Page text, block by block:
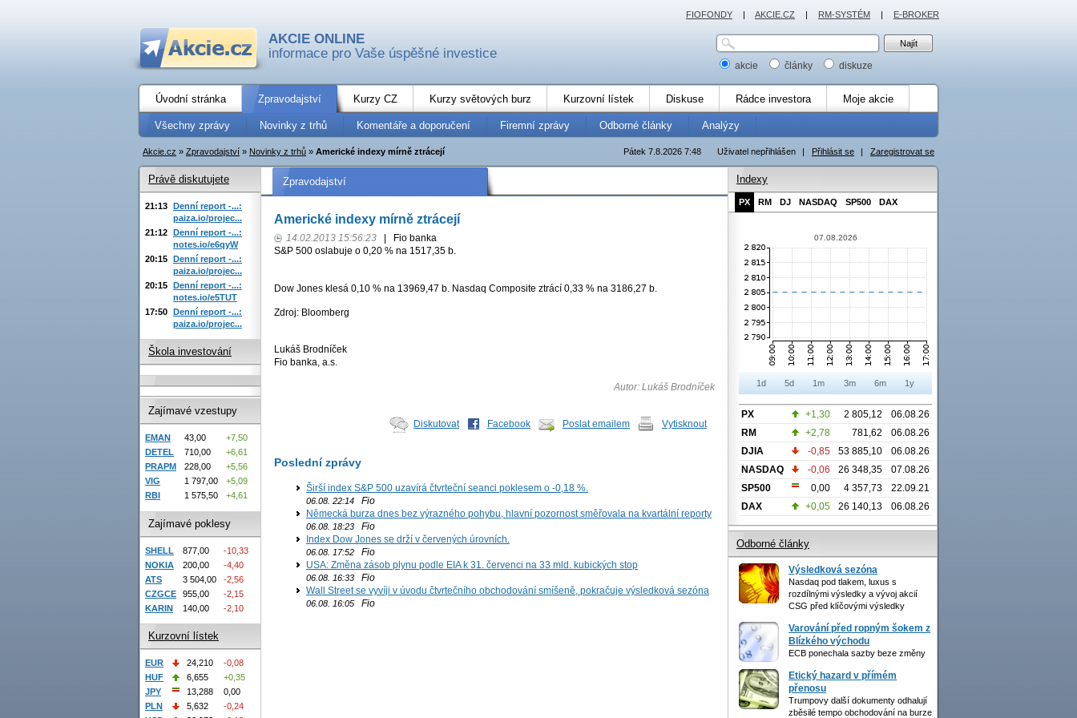
AKCIE ONLINE
informace pro Vaše úspěšné investice
akcie články diskuze
Úvodní stránka Zpravodajství Kurzy CZ Kurzy světových burz Kurzovní lístek Diskuse Rádce investora Moje akcie
Všechny zprávy Novinky z trhů Komentáře a doporučení Firemní zprávy Odborné články Analýzy
Uživatel nepřihlášen | Přihlásit se | Zaregistrovat se
Pátek 7.8.2026 7:48
Akcie.cz » Zpravodajství » Novinky z trhů » Americké indexy mírně ztrácejí
Zpravodajství
Americké indexy mírně ztrácejí
14.02.2013 15:56:23
Fio banka
S&P 500 oslabuje o 0,20 % na 1517,35 b.
Dow Jones klesá 0,10 % na 13969,47 b. Nasdaq Composite ztrácí 0,33 % na 3186,27 b.
Zdroj: Bloomberg
Lukáš Brodníček
Fio banka, a.s.
Autor: Lukáš Brodníček
Diskutovat Facebook Poslat emailem Vytisknout
Poslední zprávy
Širší index S&P 500 uzavírá čtvrteční seanci poklesem o -0,18 %.
06.08. 22:14 Fio
Německá burza dnes bez výrazného pohybu, hlavní pozornost směřovala na kvartální reporty
06.08. 18:23 Fio
Index Dow Jones se drží v červených úrovních.
06.08. 17:52 Fio
USA: Změna zásob plynu podle EIA k 31. červenci na 33 mld. kubických stop
06.08. 16:33 Fio
Wall Street se vyvíji v úvodu čtvrtečního obchodování smíšeně, pokračuje výsledková sezóna
06.08. 16:05 Fio
Právě diskutujete
21:13 Denní report -...:
paiza.io/projec...
21:12 Denní report -...:
notes.io/e6qyW
20:15 Denní report -...:
paiza.io/projec...
20:15 Denní report -...:
notes.io/e5TUT
17:50 Denní report -...:
paiza.io/projec...
Škola investování
Zajímavé vzestupy
EMAN 43,00
+7,50
DETEL
710,00
+6,61
PRAPM
228,00
+5,56
VIG
1 797,00
+5,09
RBI
1 575,50 +4,61
Zajímavé poklesy
SHELL 877,00
-10,33
NOKIA
200,00
-4,40
ATS
3 504,00
-2,56
CZGCE
955,00
-2,15
KARIN
140,00 -2,10
Kurzovní lístek
EUR 24,210
-0,08
HUF
6,655
+0,35
JPY
13,288
0,00
PLN
5,632
-0,24
Indexy
PX RM DJ NASDAQ SP500 DAX
07.08.2026
1d 5d 1m 3m 6m 1y
PX +1,30 2 805,12
06.08.26
RM
+2,78 781,62
06.08.26
DJIA
-0,85 53 885,10
06.08.26
NASDAQ
-0,06 26 348,35
07.08.26
SP500
0,00 4 357,73
22.09.21
DAX
+0,05 26 140,13 06.08.26
Odborné články
Výsledková sezóna
Nasdaq pod tlakem, luxus s
rozdílnými výsledky a vývoj akcií
CSG před klíčovými výsledky
Varování před ropným šokem z
Blízkého východu
ECB ponechala sazby beze změny
Etický hazard v přímém
přenosu
Trumpovy další dokumenty odhalují
zběsilé tempo obchodování na burze
FIOFONDY | AKCIE.CZ | RM-SYSTÉM | E-BROKER